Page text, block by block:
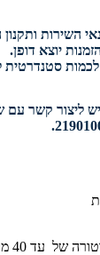
השירות
יוצא דופן.
לכמות
צלזיוס או פחות